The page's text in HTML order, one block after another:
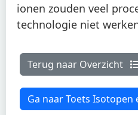
ionen zouden veel
technologie niet
Terug naar Overzicht
Ga naar Toets Isotopen